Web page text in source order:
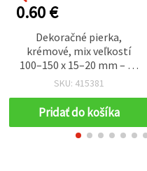
0.60 €
Dekoračné pierka,
krémové, mix veľkostí
100–150 x 15–20 mm – 10
ks
SKU: 415381
Pridať do košíka